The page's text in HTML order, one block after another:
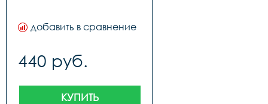
добавить в сравнение
440 руб.
КУПИТЬ